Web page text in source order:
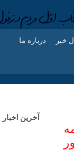
خبر درباره ما
آخرین اخبار